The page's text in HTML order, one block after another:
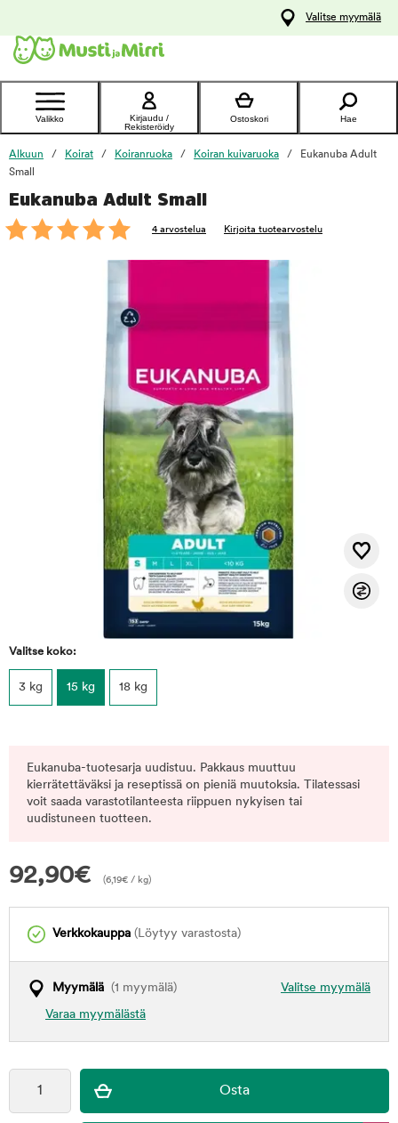
Ota yhteyttä
asiakaspalveluun
Valitse myymälä
Valikko
Kirjaudu /
Rekisteröidy
Ostoskori Hae
Alkuun Koirat Koiranruoka Koiran kuivaruoka
Eukanuba Adult
Small
Eukanuba Adult Small
4 arvostelua Kirjoita tuotearvostelu
Valitse koko:
3 kg 15 kg 18 kg
Eukanuba-tuotesarja uudistuu. Pakkaus muuttuu
kierrätettäväksi ja reseptissä on pieniä muutoksia. Tilatessasi
voit saada varastotilanteesta riippuen nykyisen tai
uudistuneen tuotteen.
92,90€ (6,19€ / kg)
Verkkokauppa (Löytyy varastosta)
Valitse myymälä
Myymälä (1 myymälä)
Varaa myymälästä
foo